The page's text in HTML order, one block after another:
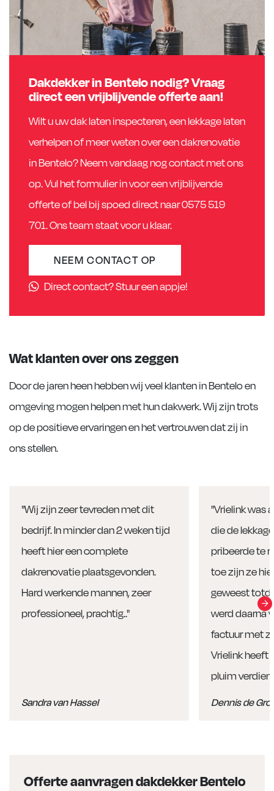
Dakdekker in Bentelo nodig? Vraag
direct een vrijblijvende offerte aan!
Wilt u uw dak laten inspecteren, een lekkage laten
verhelpen of meer weten over een dakrenovatie
in Bentelo? Neem vandaag nog contact met ons
op. Vul het formulier in voor een vrijblijvende
offerte of bel bij spoed direct naar 0575 519
701. Ons team staat voor u klaar.
NEEM CONTACT OP
Direct contact? Stuur een appje!
Wat klanten over ons zeggen
Door de jaren heen hebben wij veel klanten in Bentelo en
omgeving mogen helpen met hun dakwerk. Wij zijn trots
op de positieve ervaringen en het vertrouwen dat zij in
ons stellen.
"Wij zijn zeer tevreden met dit
bedrijf. In minder dan 2 weken tijd
heeft hier een complete
dakrenovatie plaatsgevonden.
Hard werkende mannen, zeer
professioneel, prachtig.."
Sandra van Hassel
"Vrielink was
die de
pribeerde te
toe zijn ze
geweest
werd daarna
factuur met
Vrielink heeft
pluim
Dennis de
Offerte aanvragen dakdekker Bentelo